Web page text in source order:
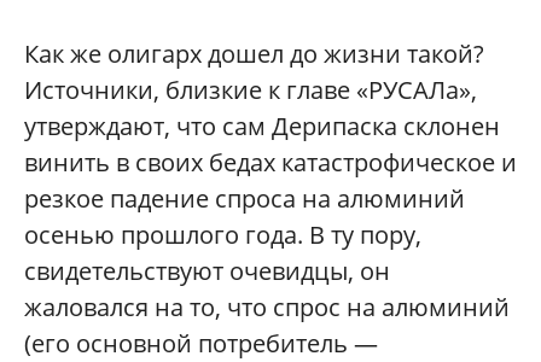
Как же олигарх дошел до жизни такой?
Источники, близкие к главе «РУСАЛа»,
утверждают, что сам Дерипаска склонен
винить в своих бедах катастрофическое и
резкое падение спроса на алюминий
осенью прошлого года. В ту пору,
свидетельствуют очевидцы, он
жаловался на то, что спрос на алюминий
(его основной потребитель —